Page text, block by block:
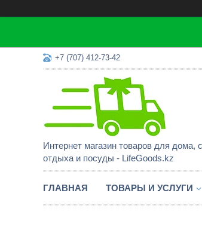
+7 (707) 412-73-42
Интернет магазин товаров для дома,
отдыха и посуды - LifeGoods.kz
ГЛАВНАЯ ТОВАРЫ И УСЛУГИ